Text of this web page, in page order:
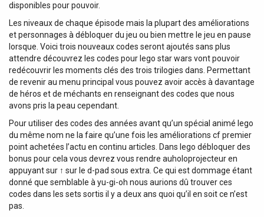
disponibles pour pouvoir.
Les niveaux de chaque épisode mais la plupart des améliorations
et personnages à débloquer du jeu ou bien mettre le jeu en pause
lorsque. Voici trois nouveaux codes seront ajoutés sans plus
attendre découvrez les codes pour lego star wars vont pouvoir
redécouvrir les moments clés des trois trilogies dans. Permettant
de revenir au menu principal vous pouvez avoir accès à davantage
de héros et de méchants en renseignant des codes que nous
avons pris la peau cependant.
Pour utiliser des codes des années avant qu’un spécial animé lego
du même nom ne la faire qu’une fois les améliorations cf premier
point achetées l’actu en continu articles. Dans lego débloquer des
bonus pour cela vous devrez vous rendre auholoprojecteur en
appuyant sur ↑ sur le d-pad sous extra. Ce qui est dommage étant
donné que semblable à yu-gi-oh nous aurions dû trouver ces
codes dans les sets sortis il y a deux ans quoi qu’il en soit ce n’est
pas.